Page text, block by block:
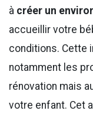
à créer un
accueillir votre
conditions. Cette
notamment les
rénovation mais
votre enfant. Cet